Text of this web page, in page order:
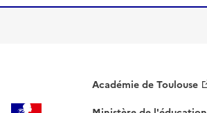
Académie de Toulouse